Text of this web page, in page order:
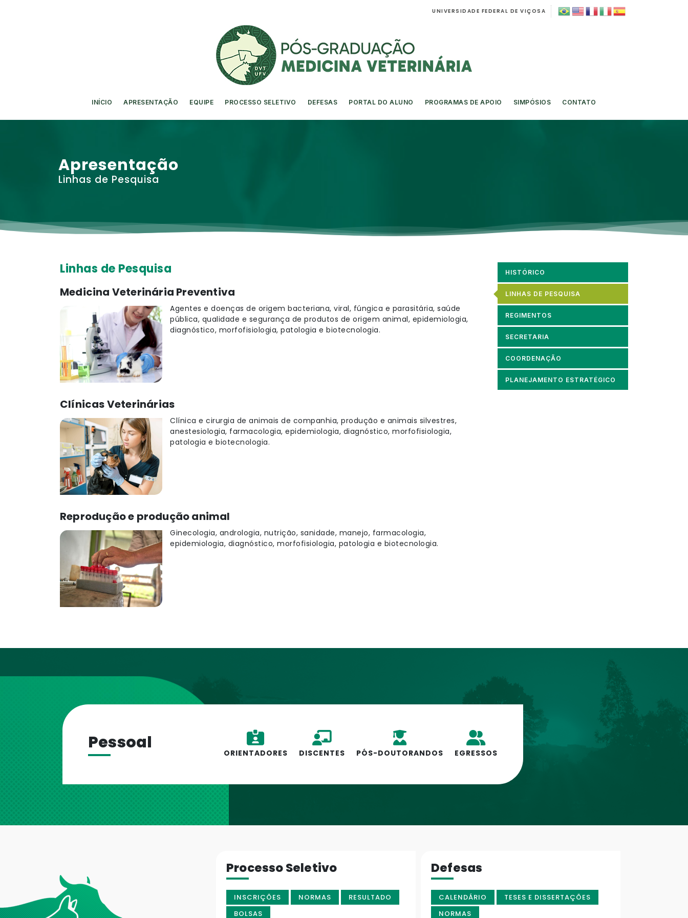
UNIVERSIDADE FEDERAL DE VIÇOSA
INÍCIO APRESENTAÇÃO EQUIPE PROCESSO SELETIVO DEFESAS PORTAL DO ALUNO PROGRAMAS DE APOIO SIMPÓSIOS CONTATO
Apresentação
Linhas de Pesquisa
Linhas de Pesquisa
Medicina Veterinária Preventiva
Agentes e doenças de origem bacteriana, viral, fúngica e parasitária, saúde
pública, qualidade e segurança de produtos de origem animal, epidemiologia,
diagnóstico, morfofisiologia, patologia e biotecnologia.
Clínicas Veterinárias
Clínica e cirurgia de animais de companhia, produção e animais silvestres,
anestesiologia, farmacologia, epidemiologia, diagnóstico, morfofisiologia,
patologia e biotecnologia.
Reprodução e produção animal
Ginecologia, andrologia, nutrição, sanidade, manejo, farmacologia,
epidemiologia, diagnóstico, morfofisiologia, patologia e biotecnologia.
HISTÓRICO
LINHAS DE PESQUISA
REGIMENTOS
SECRETARIA
COORDENAÇÃO
PLANEJAMENTO ESTRATÉGICO
Pessoal
ORIENTADORES DISCENTES PÓS-DOUTORANDOS EGRESSOS
Processo Seletivo
INSCRIÇÕES NORMAS
RESULTADO
BOLSAS
Defesas
CALENDÁRIO
TESES E DISSERTAÇÕES
NORMAS